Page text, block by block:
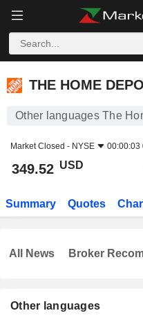
THE HOME DEPOT, INC.
THE HOME
Other languages The
Market Closed - NYSE 00:00:03
349.52 USD
Summary Quotes
Other languages
All News Broker